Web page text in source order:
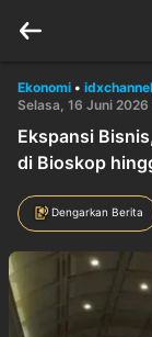
Ekonomi • idxchannel
Selasa, 16 Juni
Ekspansi
di Bioskop
Dengarkan Berita